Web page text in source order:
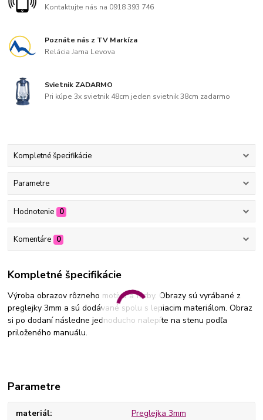
Kontaktujte nás na 0918 393 746
Poznáte nás z TV Markíza
Relácia Jama Levova
Svietnik ZADARMO
Pri kúpe 3x svietnik 48cm jeden svietnik 38cm zadarmo
Kompletné špecifikácie
Parametre
Hodnotenie 0
Komentáre 0
Kompletné špecifikácie
Výroba obrazov rôzneho motívu a farby. Obrazy sú vyrábané z
preglejky 3mm a sú dodávané spolu s lepiacim materiálom. Obraz
si po dodaní následne jednoducho nalepíte na stenu podľa
priloženého manuálu.
Parametre
materiál Preglejka 3mm